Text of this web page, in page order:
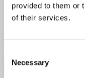
provided to them or
of their services.
Selection
Necessary
Follow: